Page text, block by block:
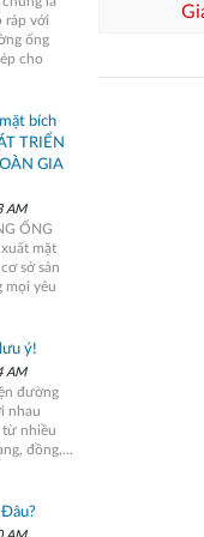
ráp với
ống
cho
bích
TRIỂN
GIA
AM
ỐNG
mặt
sở sản
mọi yêu
ý!
AM
đường
nhau
từ nhiều
đồng,...
Đâu?